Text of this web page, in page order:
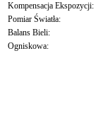
Kompensacja Ekspozycji:
Pomiar Światła:
Balans Bieli:
Ogniskowa: